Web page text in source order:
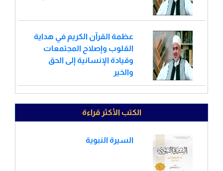
عظمة القرآن الكريم في هداية
القلوب وإصلاح المجتمعات
وقيادة الإنسانية إلى الحق
والخير
الكتب الأكثر قراءة
السيرة النبوية